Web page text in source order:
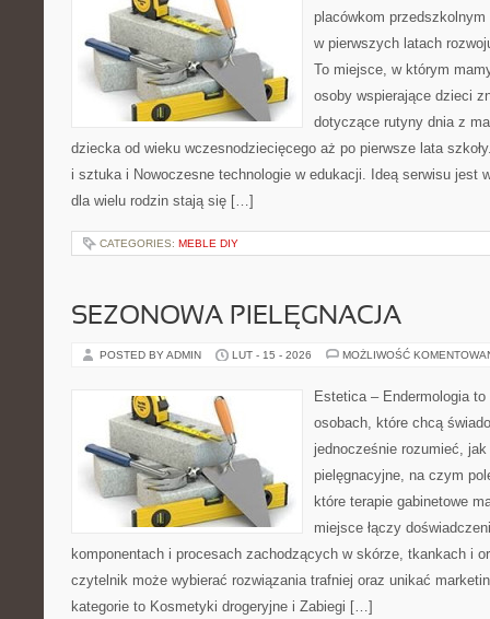
placówkom
w pierwszych latach
To miejsce, w którym
osoby wspierające dzieci
dotyczące rutyny dnia z
dziecka od wieku wczesnodziecięcego aż po pierwsze lata
i sztuka i Nowoczesne technologie w edukacji. Ideą serwisu jest
dla wielu rodzin stają się […]
CATEGORIES: MEBLE DIY
SEZONOWA PIELĘGNACJA
POSTED BY ADMIN LUT - 15 - 2026 MOŻLIWOŚĆ
Estetica – Endermologia
osobach, które chcą
jednocześnie rozumieć, jak
pielęgnacyjne, na czym
które terapie gabinetowe
miejsce łączy
komponentach i procesach zachodzących w skórze, tkankach i
czytelnik może wybierać rozwiązania trafniej oraz unikać
kategorie to Kosmetyki drogeryjne i Zabiegi […]